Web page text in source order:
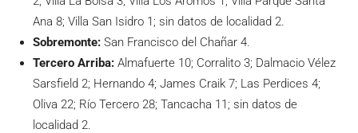
Ana 8; Villa San Isidro 1; sin datos de localidad 2.
Sobremonte: San Francisco del Chañar 4.
Tercero Arriba: Almafuerte 10; Corralito 3; Dalmacio Vélez
Sarsfield 2; Hernando 4; James Craik 7; Las Perdices 4;
Oliva 22; Río Tercero 28; Tancacha 11; sin datos de
localidad 2.